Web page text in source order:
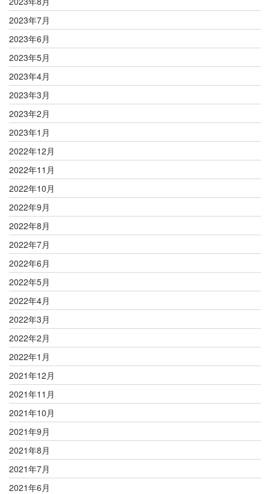
2023年7月
2023年6月
2023年5月
2023年4月
2023年3月
2023年2月
2023年1月
2022年12月
2022年11月
2022年10月
2022年9月
2022年8月
2022年7月
2022年6月
2022年5月
2022年4月
2022年3月
2022年2月
2022年1月
2021年12月
2021年11月
2021年10月
2021年9月
2021年8月
2021年7月
2021年6月